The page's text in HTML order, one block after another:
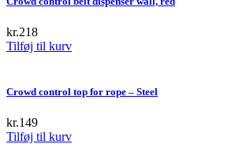
kr.218
Tilføj til kurv
Crowd control top for rope – Steel
kr.149
Tilføj til kurv